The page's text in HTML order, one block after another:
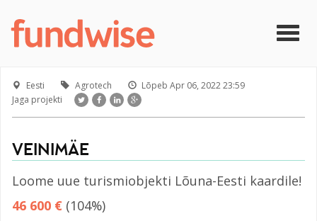
Eesti Agrotech LõpebApr 06, 2022 23:59
Jaga projekti
VEINIMÄE
Loome uue turismiobjekti Lõuna-Eesti kaardile!
46 600 € (104%)